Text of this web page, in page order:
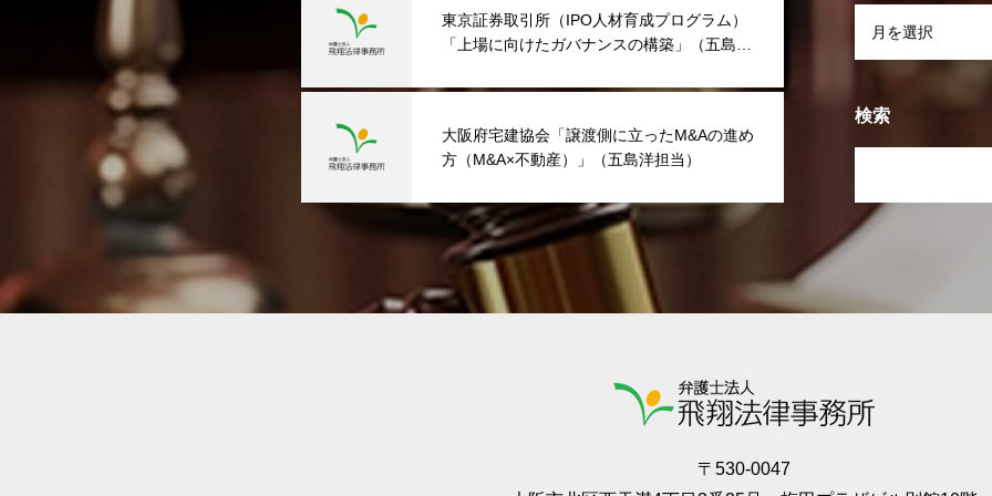
東京証券取引所（IPO人材育成プログラム）
「上場に向けたガバナンスの構築」（五島洋
大阪府宅建協会「譲渡側に立ったM&Aの進め
方（M&A×不動産）」（五島洋担当）
検索
〒530-0047